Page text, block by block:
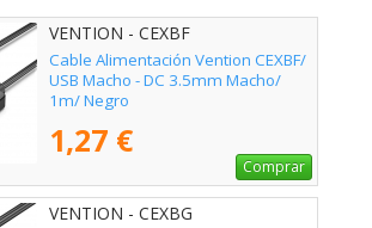
VENTION - CEXBF
Cable Alimentación Vention CEXBF/
USB Macho - DC 3.5mm Macho/
1m/ Negro
1,27 €
Comprar
VENTION - CEXBG